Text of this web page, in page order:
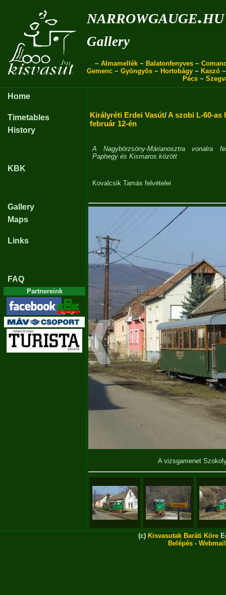
narrowgauge.hu
Gallery
~ Almamellék ~ Balatonfenyves ~
Gemenc ~ Gyöngyös ~ Hortobágy ~ Kaszó
Pécs ~
Home
Timetables
History
KBK
Gallery
Maps
Links
FAQ
Partnereink
Királyréti Erdei Vasút/A szobi L-60-as
február 12-én
A Nagybörzsöny-Márianosztra vonalra
Paphegy és Kismaros között
Kovalcsik Tamás felvételei
A vizsgamenet
(c) Kisvasutak Baráti Köre
Belépés - Webmail